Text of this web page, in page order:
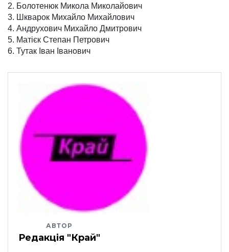
2. Болотенюк Микола Миколайович
3. Шкварок Михайло Михайлович
4. Андрухович Михайло Дмитрович
5. Матієк Степан Петрович
6. Тутак Іван Іванович
АВТОР
Редакція "Край"